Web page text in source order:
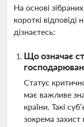
На основі
короткі відповіді
дізнаєтесь:
Що означає
Статус
має важливе
країни. Такі
зокрема захист